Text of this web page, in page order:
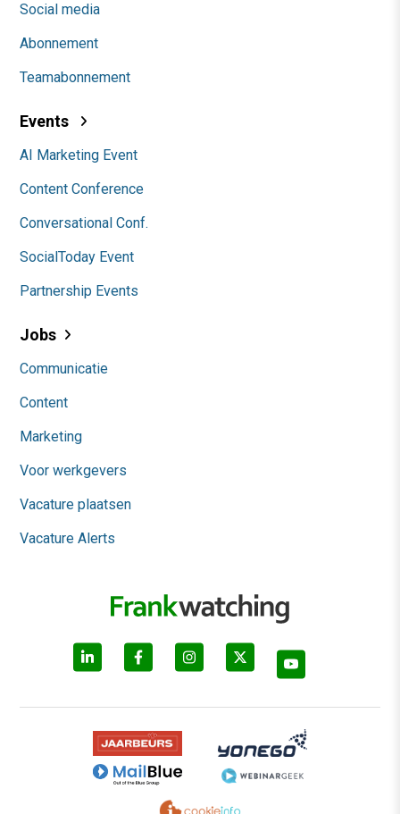
Social media
Abonnement
Teamabonnement
Events
AI Marketing Event
Content Conference
Conversational Conf.
SocialToday Event
Partnership Events
Jobs
Communicatie
Content
Marketing
Voor werkgevers
Vacature plaatsen
Vacature Alerts